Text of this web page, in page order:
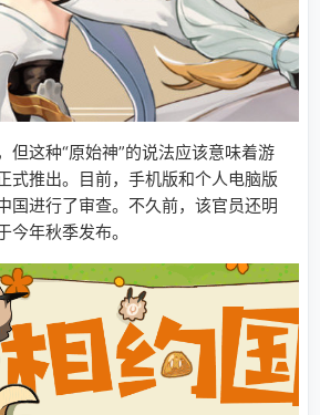
但这种“原始神”的说法应该意味着游
式推出。目前，手机版和个人电脑版
国进行了审查。不久前，该官员还明
今年秋季发布。